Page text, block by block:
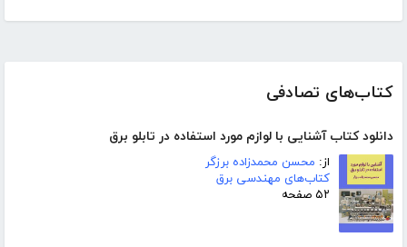
کتاب‌های تصادفی
دانلود کتاب آشنایی با لوازم مورد استفاده در تابلو برق
از: محسن محمدزاده برزگر
کتاب‌های مهندسی برق
۵۲ صفحه